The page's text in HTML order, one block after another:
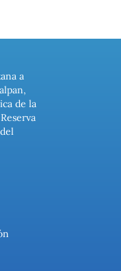
a
de la